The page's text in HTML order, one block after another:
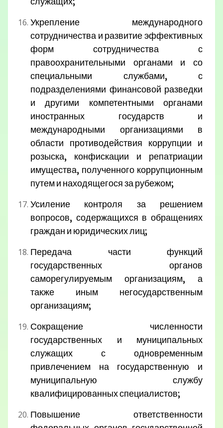
Укрепление международного
сотрудничества и развитие эффективных
форм сотрудничества с
правоохранительными органами и со
специальными службами, с
подразделениями финансовой разведки
и другими компетентными органами
иностранных государств и
международными организациями в
области противодействия коррупции и
розыска, конфискации и репатриации
имущества, полученного коррупционным
путем и находящегося за рубежом;
Усиление контроля за решением
вопросов, содержащихся в обращениях
граждан и юридических лиц;
Передача части функций
государственных органов
саморегулируемым организациям, а
также иным негосударственным
организациям;
Сокращение численности
государственных и муниципальных
служащих с одновременным
привлечением на государственную и
муниципальную службу
квалифицированных специалистов;
Повышение ответственности